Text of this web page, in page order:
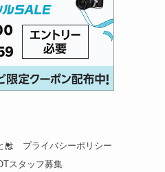
は
プライバシーポリシー
スタッフ募集